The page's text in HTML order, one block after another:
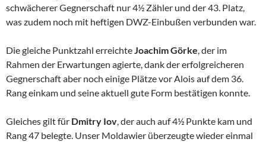
schwächerer Gegnerschaft nur 4½ Zähler und der 43. Platz,
was zudem noch mit heftigen DWZ-Einbußen verbunden war.
Die gleiche Punktzahl erreichteJoachim Görke, der im
Rahmen der Erwartungen agierte, dank der erfolgreicheren
Gegnerschaft aber noch einige Plätze vor Alois auf dem 36.
Rang einkam und seine aktuell gute Form bestätigen konnte.
Gleiches gilt für Dmitry Iov, der auch auf 4½ Punkte kam und
Rang 47 belegte. Unser Moldawier überzeugte wieder einmal